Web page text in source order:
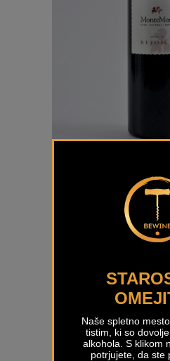
Naše spletno
tistim, ki so
alkohola. S klikom
potrjujete, da ste
Refosco